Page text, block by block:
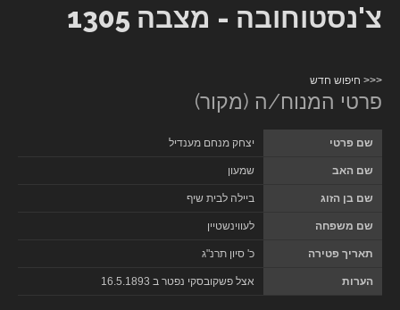
צ'נסטוחובה - מצבה 1305
<<< חיפוש חדש
פרטי המנוח/ה (מקור)
שם פרטי יצחק מנחם מענדיל
שם האב שמעון
שם בן הזוג ביילה לבית שיף
שם משפחה לעווינשטיין
תאריך פטירה כ' סיון תרנ"ג
הערות אצל פשקובסקי נפטר ב 16.5.1893